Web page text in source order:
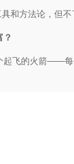
和方法论，但
？
起飞的火箭——每